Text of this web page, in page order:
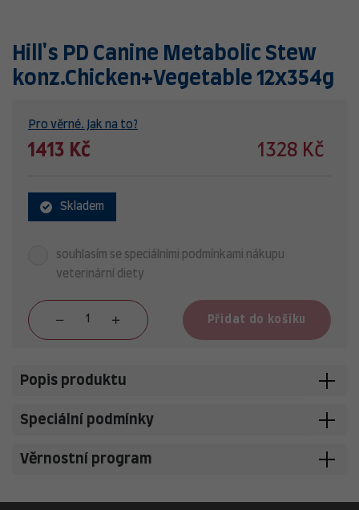
Hill's PD Canine Metabolic Stew
konz.Chicken+Vegetable 12x354g
Pro věrné. Jak na to?
1413 Kč 1328 Kč
Skladem
souhlasím se speciálními podmínkami nákupu
veterinární diety
Přidat do košíku
Popis produktu
Speciální podmínky
Věrnostní program